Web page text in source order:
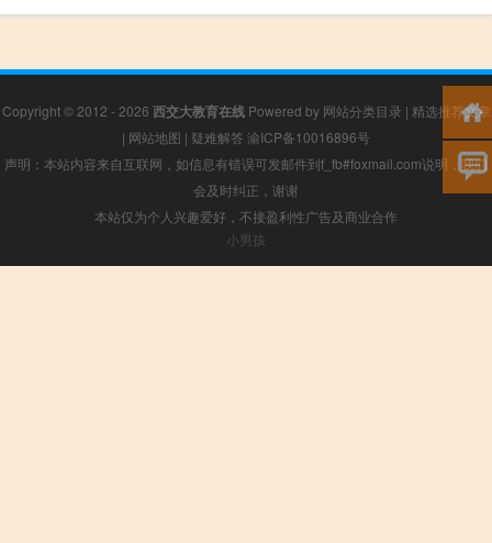
Copyright © 2012 - 2026 西交大教育在线Powered by 网站分类目录 | 精选推荐文章
| 网站地图 | 疑难解答 渝ICP备10016896号
声明：本站内容来自互联网，如信息有错误可发邮件到f_fb#foxmail.com说明，我们
会及时纠正，谢谢
本站仅为个人兴趣爱好，不接盈利性广告及商业合作
小男孩